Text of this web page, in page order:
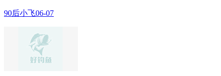
90后小飞06-07